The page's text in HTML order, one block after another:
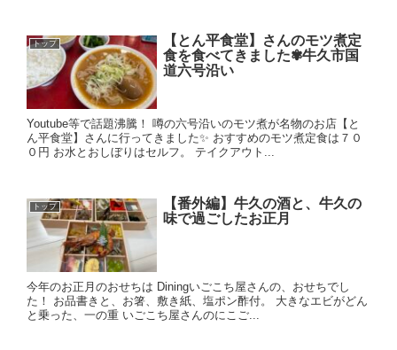
トップ
【とん平食堂】さんのモツ煮定
食を食べてきました✾牛久市国
道六号沿い
Youtube等で話題沸騰！ 噂の六号沿いのモツ煮が名物のお店【と
ん平食堂】さんに行ってきました✨ おすすめのモツ煮定食は７０
０円 お水とおしぼりはセルフ。 テイクアウト...
トップ
【番外編】牛久の酒と、牛久の
味で過ごしたお正月
今年のお正月のおせちは Diningいごこち屋さんの、おせちでし
た！ お品書きと、お箸、敷き紙、塩ポン酢付。 大きなエビがどん
と乗った、一の重 いごこち屋さんのにこご...